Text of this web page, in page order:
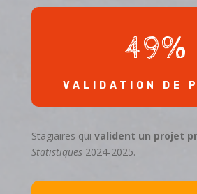
49%
VALIDATION DE
Stagiaires qui valident un projet
Statistiques 2024-2025.